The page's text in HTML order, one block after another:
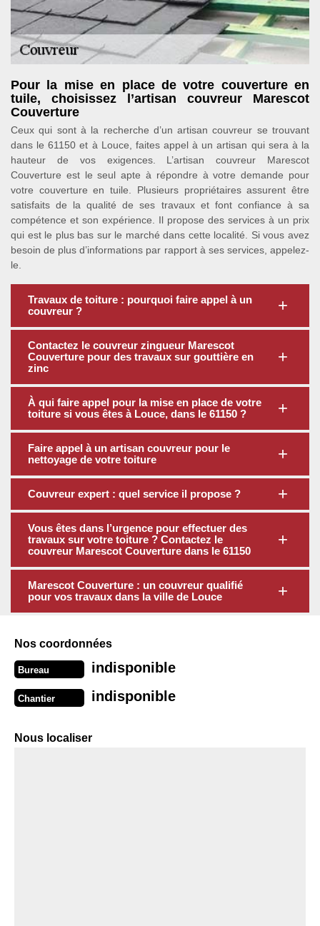
Pour la mise en place de votre couverture en
tuile, choisissez l’artisan couvreur Marescot
Couverture
Ceux qui sont à la recherche d’un artisan couvreur se trouvant
dans le 61150 et à Louce, faites appel à un artisan qui sera à la
hauteur de vos exigences. L’artisan couvreur Marescot
Couverture est le seul apte à répondre à votre demande pour
votre couverture en tuile. Plusieurs propriétaires assurent être
satisfaits de la qualité de ses travaux et font confiance à sa
compétence et son expérience. Il propose des services à un prix
qui est le plus bas sur le marché dans cette localité. Si vous avez
besoin de plus d’informations par rapport à ses services, appelez-
le.
Travaux de toiture : pourquoi faire appel à un
couvreur ?
Contactez le couvreur zingueur Marescot
Couverture pour des travaux sur gouttière en
zinc
À qui faire appel pour la mise en place de votre
toiture si vous êtes à Louce, dans le 61150 ?
Faire appel à un artisan couvreur pour le
nettoyage de votre toiture
Couvreur expert : quel service il propose ?
Vous êtes dans l’urgence pour effectuer des
travaux sur votre toiture ? Contactez le
couvreur Marescot Couverture dans le 61150
Marescot Couverture : un couvreur qualifié
pour vos travaux dans la ville de Louce
Nos coordonnées
Bureau indisponible
Chantier indisponible
Nous localiser